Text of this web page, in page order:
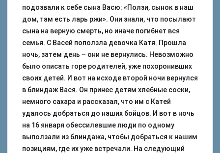
подозвали к себе сына Васю: «Ползи, сынок в наш
дом, там есть ларь ржи». Они знали, что посылают
сына на верную смерть, но иначе погибнет вся
семья. С Васей поползла девочка Катя. Прошла
ночь, затем день – они не вернулись. Невозможно
было описать горе родителей, уже похоронивших
своих детей. И вот на исходе второй ночи вернулся
в блиндаж Вася. Он принес детям хлебные соски,
немного сахара и рассказал, что им с Катей
удалось добраться до наших бойцов. И вот в ночь
на 16 января обессилевшие люди по одному
выползали из блиндажа, чтобы добраться к нашим
позициям, где их уже встречали. На следующий